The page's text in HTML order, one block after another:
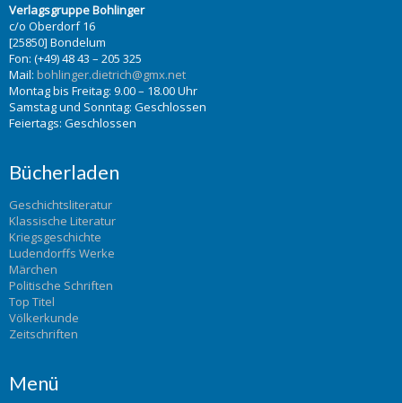
Verlagsgruppe Bohlinger
c/o Oberdorf 16
[25850] Bondelum
Fon: (+49) 48 43 – 205 325
Mail: bohlinger.dietrich@gmx.net
Montag bis Freitag: 9.00 – 18.00 Uhr
Samstag und Sonntag: Geschlossen
Feiertags: Geschlossen
Bücherladen
Geschichtsliteratur
Klassische Literatur
Kriegsgeschichte
Ludendorffs Werke
Märchen
Politische Schriften
Top Titel
Völkerkunde
Zeitschriften
Menü